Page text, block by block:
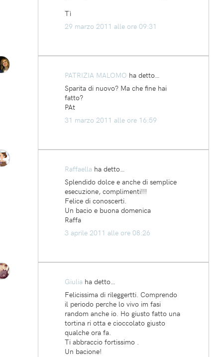
Tì
29 marzo 2011 alle ore 09:31
PATRIZIA MALOMO ha detto…
Sparita di nuovo? Ma che fine hai
fatto?
PAt
31 marzo 2011 alle ore 16:59
Raffaella ha detto…
Splendido dolce e anche di semplice
esecuzione, complimenti!!!
Felice di conoscerti.
Un bacio e buona domenica
Raffa
3 aprile 2011 alle ore 08:26
Giulia ha detto…
Felicissima di rileggertti. Comprendo
il periodo perche lo vivo im fasi
random anche io. Ho giusto fatto una
tortina ri otta e cioccolato giusto
qualche ora fa.
Ti abbraccio fortissimo .
Un bacione!